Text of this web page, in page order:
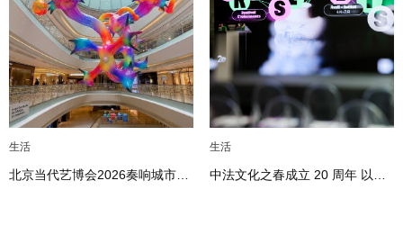
生活
北京当代艺博会2026奏响城市前
生活
中法文化之春成立 20 周年 以瓷